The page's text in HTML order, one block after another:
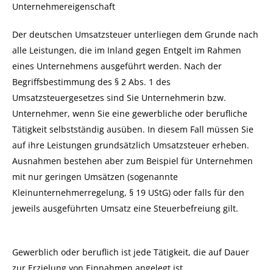
Unternehmereigenschaft
Der deutschen Umsatzsteuer unterliegen dem Grunde nach
alle Leistungen, die im Inland gegen Entgelt im Rahmen
eines Unternehmens ausgeführt werden. Nach der
Begriffsbestimmung des § 2 Abs. 1 des
Umsatzsteuergesetzes sind Sie Unternehmerin bzw.
Unternehmer, wenn Sie eine gewerbliche oder berufliche
Tätigkeit selbstständig ausüben. In diesem Fall müssen Sie
auf ihre Leistungen grundsätzlich Umsatzsteuer erheben.
Ausnahmen bestehen aber zum Beispiel für Unternehmen
mit nur geringen Umsätzen (sogenannte
Kleinunternehmerregelung, § 19 UStG) oder falls für den
jeweils ausgeführten Umsatz eine Steuerbefreiung gilt.
Gewerblich oder beruflich ist jede Tätigkeit, die auf Dauer